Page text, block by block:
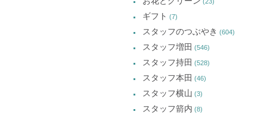
ギフト (7)
スタッフのつぶやき (604)
スタッフ増田 (546)
スタッフ持田 (528)
スタッフ本田 (46)
スタッフ横山 (3)
スタッフ箭内 (8)